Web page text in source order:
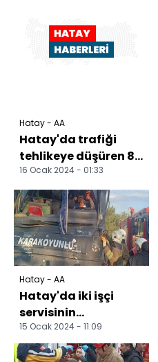
Hatay - AA
Hatay'da trafiği
tehlikeye düşüren 8
motosiklet
sürücüsüne ceza
uygulandı
16 Ocak 2024 - 01:33
Hatay - AA
Hatay'da iki işçi
servisinin
çarpışması sonucu 6
kişi yaralandı
15 Ocak 2024 - 11:09